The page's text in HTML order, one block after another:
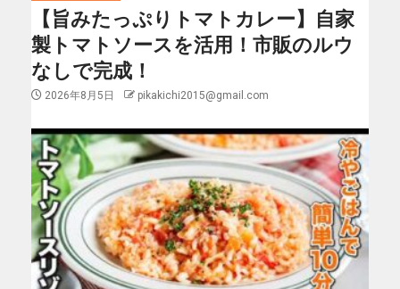
【旨みたっぷりトマトカレー】自家
製トマトソースを活用！市販のルウ
なしで完成！
2026年8月5日 pikakichi2015@gmail.com